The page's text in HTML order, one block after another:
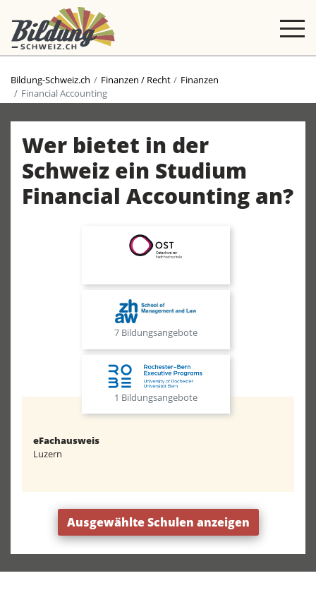
Bildung-Schweiz.ch Finanzen / Recht
Finanzen
Financial Accounting
Wer bietet in der
Schweiz ein Studium
Financial Accounting an?
7 Bildungsangebote
1 Bildungsangebote
eFachausweis
Luzern
Ausgewählte Schulen anzeigen